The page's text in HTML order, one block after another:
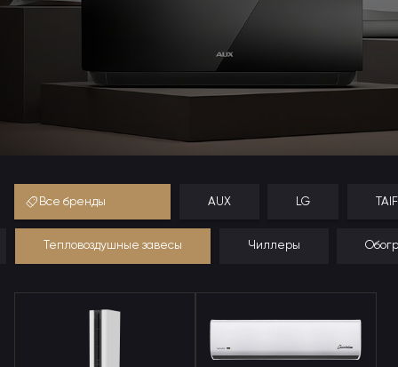
Все бренды AUX LG
Тепловоздушные завесы Чиллеры